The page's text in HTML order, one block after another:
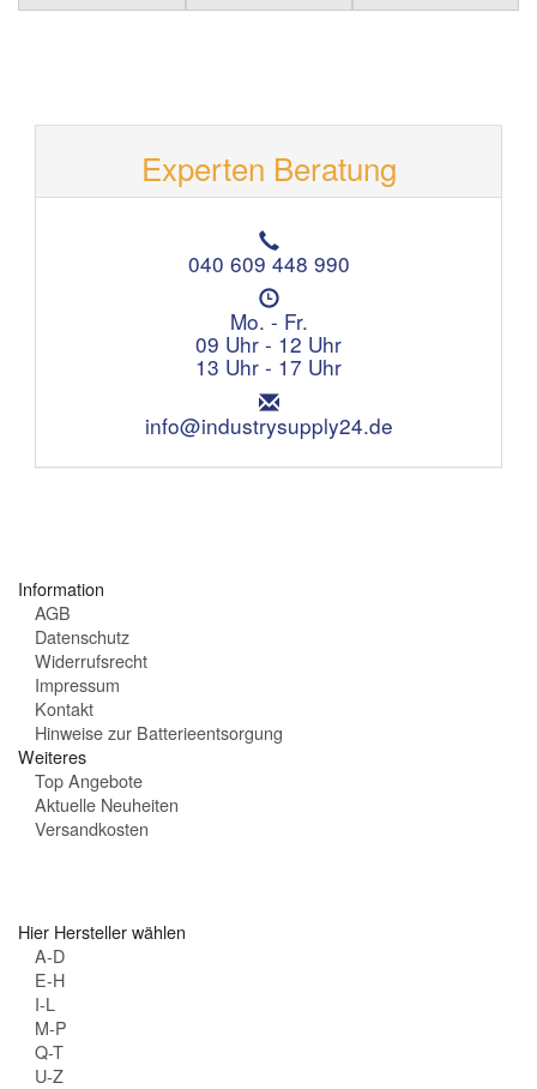
Experten Beratung
T
e
e
o
n
:
040 609 448 990
Ö
f
n
u
n
g
Mo. - Fr.
09 Uhr - 12 Uhr
13 Uhr - 17 Uhr
E
m
i
info@industrysupply24.de
Information
AGB
Datenschutz
Widerrufsrecht
Impressum
Kontakt
Hinweise zur Batterieentsorgung
Weiteres
Top Angebote
Aktuelle Neuheiten
Versandkosten
Hier Hersteller wählen
A-D
E-H
I-L
M-P
Q-T
U-Z